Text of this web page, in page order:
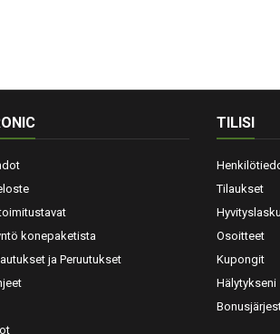
konepaketista
ja Peruutukset
TILISI
Tilaukset
Osoitteet
Kupongit
Hälytykseni